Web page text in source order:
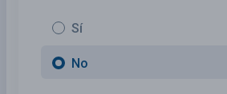
Sí
No